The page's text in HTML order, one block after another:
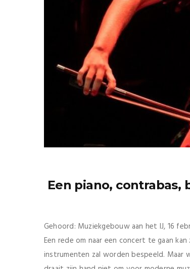
Een piano,
Gehoord: Muziekgebouw aan het IJ, 16
Een rede om naar een concert te gaan
instrumenten zal worden bespeeld. Maar